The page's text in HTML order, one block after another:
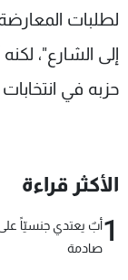
لطلبات
إلى الشارع"،
حزبه في
الأكثر قراءة
1أبٌ يعتدي جنسيّاً على
صادمة